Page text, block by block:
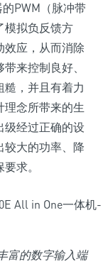
PWM（脉冲带
模拟负反馈方
效应，从而消除
来控制良好、
，并且有着力
理念所带来的生
级经过正确的设
较大的功率、降
求。
富的数字输入端